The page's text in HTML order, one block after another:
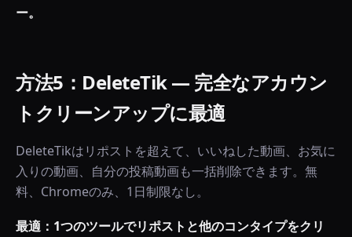
ー。
方法5：DeleteTik — 完全なアカウン
トクリーンアップに最適
DeleteTikはリポストを超えて、いいねした動画、お気に
入りの動画、自分の投稿動画も一括削除できます。無
料、Chromeのみ、1日制限なし。
最適：1つのツールでリポストと他のコンタイプをクリ